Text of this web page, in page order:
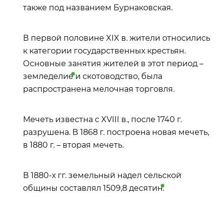
также под названием Бурнаковская.
В первой половине XIX в. жители относились
к категории государственных крестьян.
Основные занятия жителей в этот период –
земледелиеи скотоводство, была
распространена мелочная торговля.
Мечеть известна с XVIII в., после 1740 г.
разрушена. В 1868 г. построена новая мечеть,
в 1880 г. – вторая мечеть.
В 1880-х гг. земельный надел сельской
общины составлял 1509,8 десятин.